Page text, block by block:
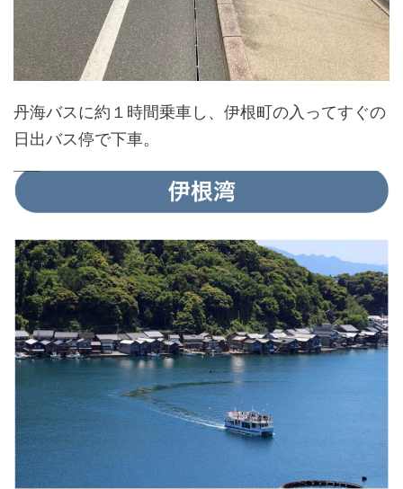
丹海バスに約１時間乗車し、伊根町の入ってすぐの
日出バス停で下車。